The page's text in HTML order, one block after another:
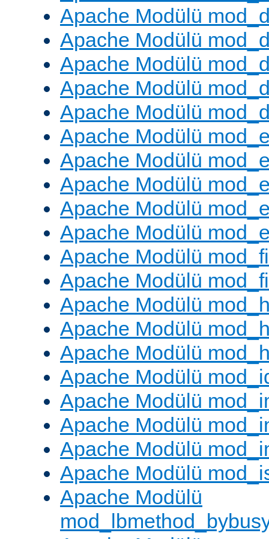
Apache Modülü
Apache Modülü
Apache Modülü
Apache Modülü
Apache Modülü
Apache Modülü
Apache Modülü
Apache Modülü
Apache Modülü
Apache Modülü
Apache Modülü
Apache Modülü
Apache Modülü
Apache Modülü
Apache Modülü
Apache Modülü
Apache Modülü
Apache Modülü
Apache Modülü
Apache Modülü
Apache Modülü